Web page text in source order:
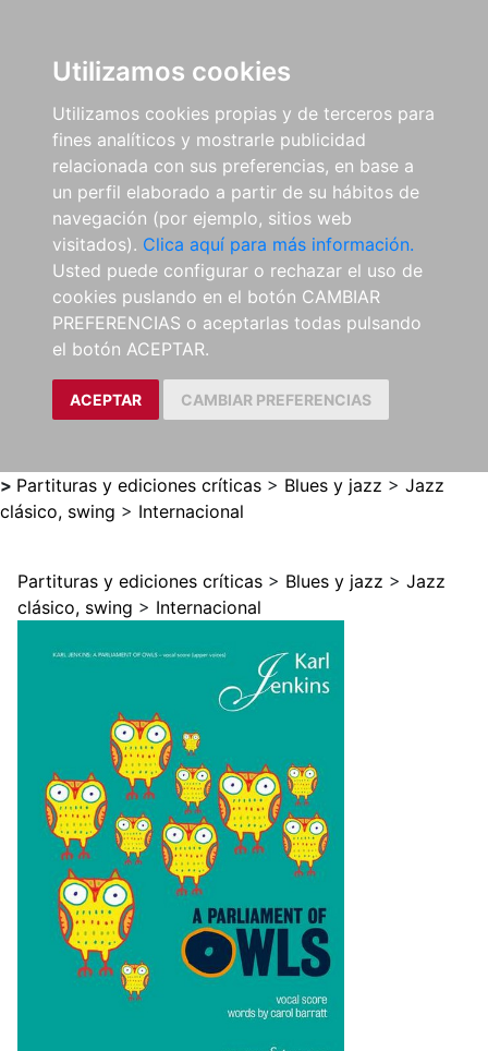
Utilizamos cookies
Utilizamos cookies propias y de terceros para
fines analíticos y mostrarle publicidad
relacionada con sus preferencias, en base a
un perfil elaborado a partir de su hábitos de
navegación (por ejemplo, sitios web
visitados). Clica aquí para más información.
Usted puede configurar o rechazar el uso de
cookies puslando en el botón CAMBIAR
PREFERENCIAS o aceptarlas todas pulsando
el botón ACEPTAR.
ACEPTAR CAMBIAR PREFERENCIAS
> Partituras y ediciones críticas > Blues y jazz > Jazz
clásico, swing > Internacional
Partituras y ediciones críticas > Blues y jazz > Jazz
clásico, swing > Internacional